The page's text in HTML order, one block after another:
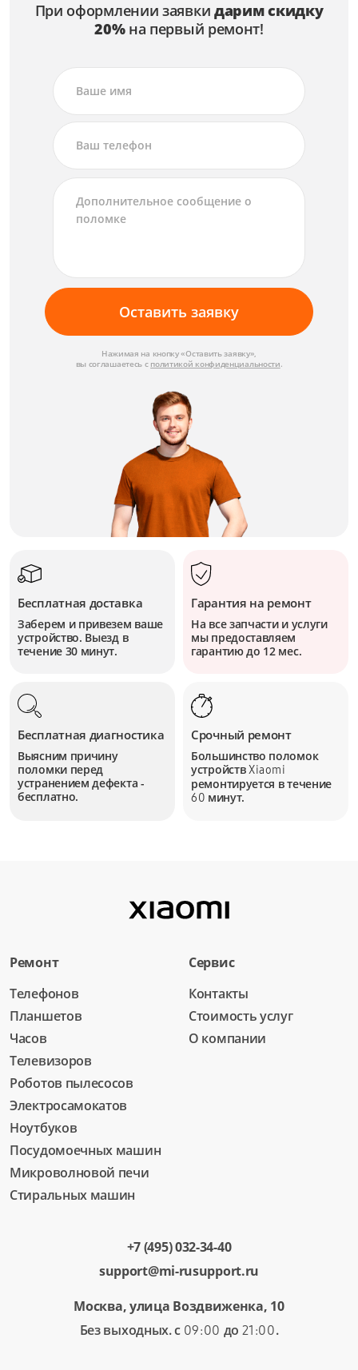
При оформлении заявки дарим скидку
20%на первый ремонт!
Оставить заявку
Нажимая на кнопку «Оставить заявку»,
вы соглашаетесь с политикой конфиденциальности.
Бесплатная доставка
Заберем и привезем ваше
устройство. Выезд в
течение 30 минут.
Гарантия на ремонт
На все запчасти и услуги
мы предоставляем
гарантию до 12 мес.
Бесплатная диагностика
Выясним причину
поломки перед
устранением дефекта -
бесплатно.
Срочный ремонт
Большинство поломок
устройствXiaomi
ремонтируется в течение
60 минут.
Ремонт
Телефонов
Планшетов
Часов
Телевизоров
Роботов пылесосов
Электросамокатов
Ноутбуков
Посудомоечных машин
Микроволновой печи
Стиральных машин
Сервис
Контакты
Стоимость услуг
О компании
+7 (495) 032-34-40
support@mi-rusupport.ru
Москва, улица Воздвиженка, 10
Без выходных. с 09:00 до 21:00.